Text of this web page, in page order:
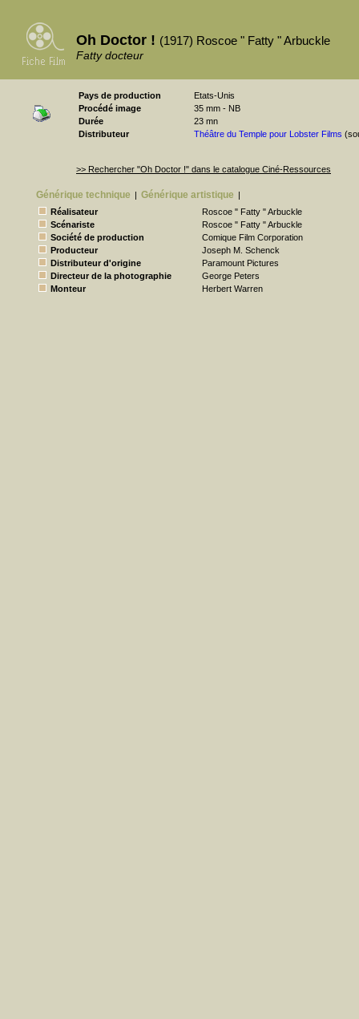
Oh Doctor ! (1917) Roscoe " Fatty " Arbuckle
Fatty docteur
Pays de production
Etats-Unis
Procédé image
35 mm - NB
Durée
23 mn
Distributeur
Théâtre du Temple pour Lobster Films
>> Rechercher "Oh Doctor !" dans le catalogue Ciné-Ressources
Générique technique | Générique artistique |
Réalisateur
Roscoe " Fatty " Arbuckle
Scénariste
Roscoe " Fatty " Arbuckle
Société de production
Comique Film Corporation
Producteur
Joseph M. Schenck
Distributeur d'origine
Paramount Pictures
Directeur de la photographie
George Peters
Monteur
Herbert Warren